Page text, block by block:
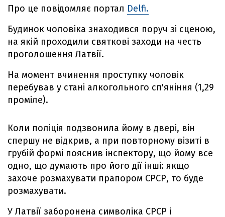
Про це повідомляє портал Delfi.
Будинок чоловіка знаходився поруч зі сценою,
на якій проходили святкові заходи на честь
проголошення Латвії.
На момент вчинення проступку чоловік
перебував у стані алкогольного сп'яніння (1,29
проміле).
Коли поліція подзвонила йому в двері, він
спершу не відкрив, а при повторному візиті в
грубій формі пояснив інспектору, що йому все
одно, що думають про його дії інші: якщо
захоче розмахувати прапором СРСР, то буде
розмахувати.
У Латвії заборонена символіка СРСР і